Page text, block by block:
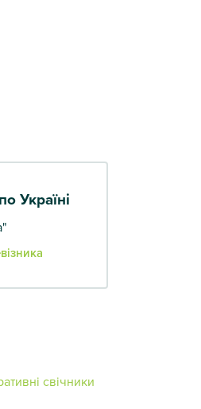
Україні
свічники